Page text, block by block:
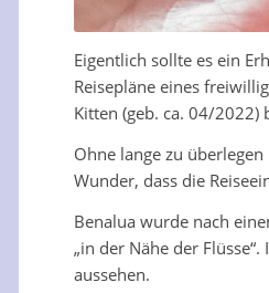
Eigentlich sollte es ein
Reisepläne eines
Kitten (geb. ca. 04/
Ohne lange zu
Wunder, dass die
Benalua wurde nach
„in der Nähe der
aussehen.